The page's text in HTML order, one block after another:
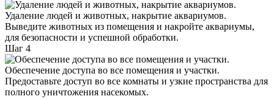
Удаление людей и животных, накрытие аквариумов.
Выведите животных из помещения и накройте аквариумы,
для безопасности и успешной обработки.
Шаг 4
Обеспечение доступа во все помещения и участки.
Предоставьте доступ во все комнаты и узкие пространства для
полного уничтожения насекомых.